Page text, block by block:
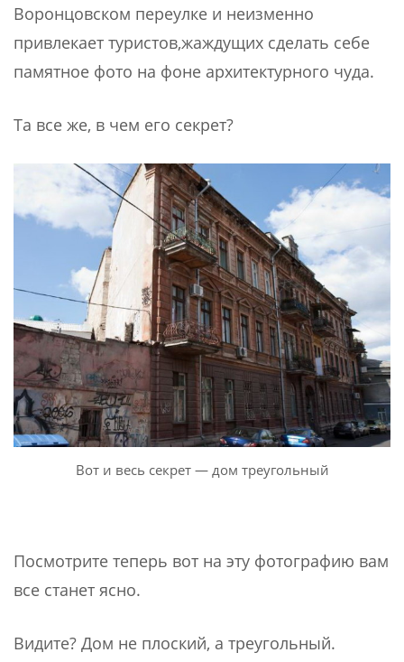
Воронцовском переулке и неизменно
привлекает туристов,жаждущих сделать себе
памятное фото на фоне архитектурного чуда.
Та все же, в чем его секрет?
Вот и весь секрет — дом треугольный
Посмотрите теперь вот на эту фотографию вам
все станет ясно.
Видите? Дом не плоский, а треугольный.